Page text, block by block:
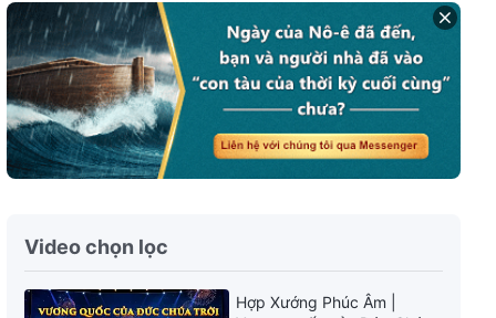
4:14
Video nhạc Thánh Ca | Ngươi
phải có sự quyết tâm và dũng
khí để được làm cho hoàn thiện
Video nhạc Thánh Ca | Khi nhân
loại đã bước vào sự nghỉ ngơi
Video chọn lọc
Hợp Xướng Phúc Âm |